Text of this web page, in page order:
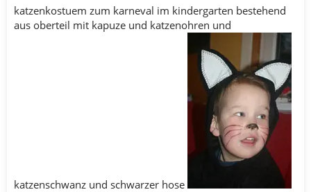
katzenkostuem zum karneval im kindergarten bestehend
aus oberteil mit kapuze und katzenohren und
katzenschwanz und schwarzer hose